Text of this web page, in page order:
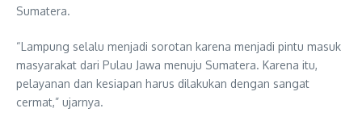
Sumatera.
“Lampung selalu menjadi sorotan karena menjadi pintu masuk
masyarakat dari Pulau Jawa menuju Sumatera. Karena itu,
pelayanan dan kesiapan harus dilakukan dengan sangat
cermat,” ujarnya.